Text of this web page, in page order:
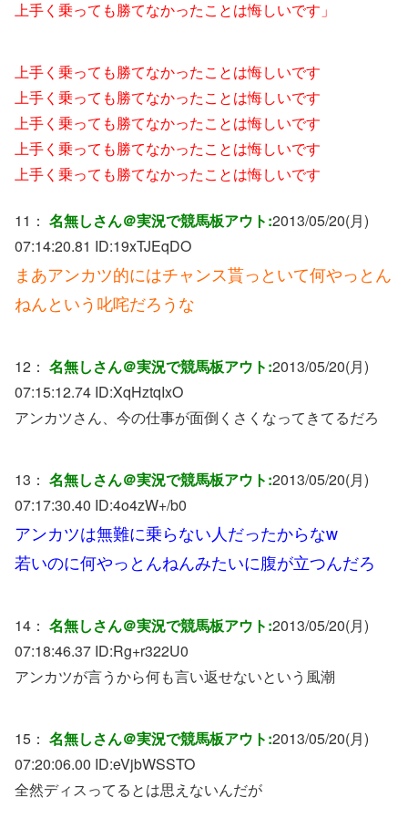
上手く乗っても勝てなかったことは悔しいです」
上手く乗っても勝てなかったことは悔しいです
上手く乗っても勝てなかったことは悔しいです
上手く乗っても勝てなかったことは悔しいです
上手く乗っても勝てなかったことは悔しいです
上手く乗っても勝てなかったことは悔しいです
11： 名無しさん＠実況で競馬板アウト:2013/05/20(月)
07:14:20.81 ID:19xTJEqDO
まあアンカツ的にはチャンス貰っといて何やっとん
ねんという叱咤だろうな
12： 名無しさん＠実況で競馬板アウト:2013/05/20(月)
07:15:12.74 ID:XqHztqIxO
アンカツさん、今の仕事が面倒くさくなってきてるだろ
13： 名無しさん＠実況で競馬板アウト:2013/05/20(月)
07:17:30.40 ID:4o4zW+/b0
アンカツは無難に乗らない人だったからなw
若いのに何やっとんねんみたいに腹が立つんだろ
14： 名無しさん＠実況で競馬板アウト:2013/05/20(月)
07:18:46.37 ID:Rg+r322U0
アンカツが言うから何も言い返せないという風潮
15： 名無しさん＠実況で競馬板アウト:2013/05/20(月)
07:20:06.00 ID:eVjbWSSTO
全然ディスってるとは思えないんだが